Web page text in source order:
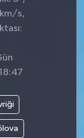
km/s,